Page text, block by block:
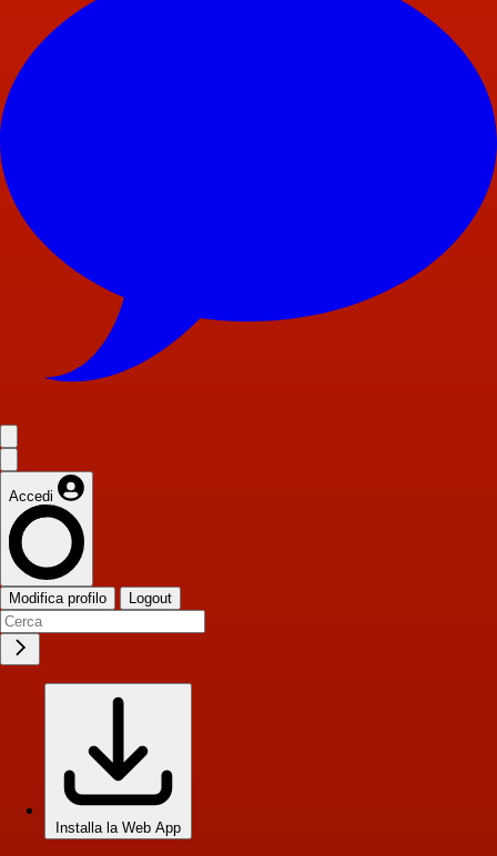
Accedi
Modifica profilo Logout
Installa la Web App